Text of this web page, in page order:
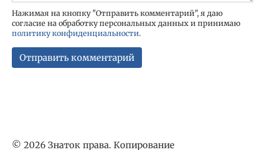
Нажимая на кнопку "Отправить комментарий", я даю
согласие на обработку персональных данных и принимаю
политику конфиденциальности.
© 2026 Знаток права. Копирование